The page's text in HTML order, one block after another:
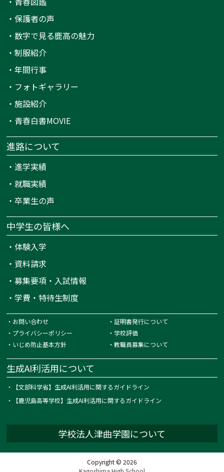
・保護者の声
・数字で見る鹿高の魅力
・制服紹介
・年間行事
・ フォトギャラリー
・施設紹介
・ 青春白書MOVIE
進路について
・進学実績
・就職実績
・卒業生の声
中学生の皆様へ
・ 体験入学
・ 資料請求
・募集要項・入試情報
・学費・特待生制度
・ お問い合わせ ・ 証明書発行について
・ プライバシーポリシー ・ 学校評価
・ いじめ防止基本方針 ・ 教職員募集について
生成AI利活用について
・
【文部科学省】生成AI利活用に関するガイドライン
・
【鹿児島高等学校】生成AI利活用に関するガイドライン
学校法人津曲学園について
Copyright © 2026